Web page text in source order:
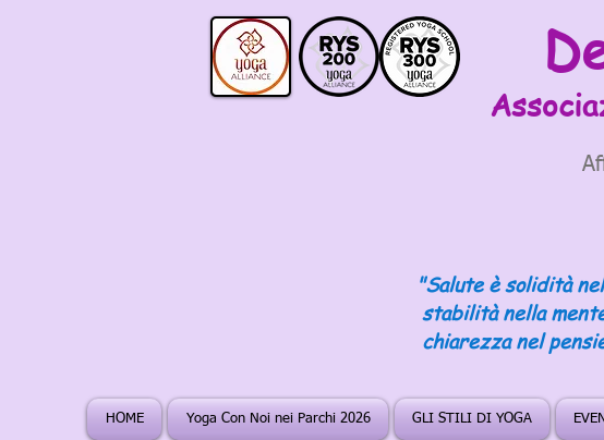
"Salute è solidità
stabilità nella
chiarezza nel
HOME Yoga Con Noi nei Parchi 2026 GLI STILI DI YOGA